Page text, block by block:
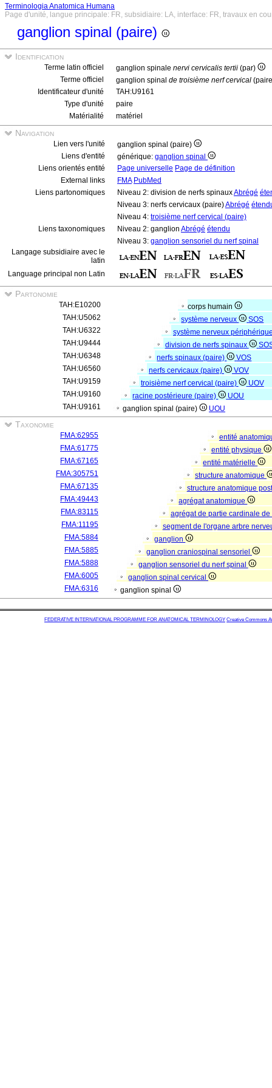
Terminologia Anatomica Humana
Page d'unité, langue principale: FR, subsidiaire: LA, interface: FR, travaux en
ganglion spinal (paire)
Identification
Terme latin officiel ganglion spinale nervi cervicalis tertii (par)
Terme officiel
ganglion spinal de troisième nerf cervical
Identificateur d'unité
TAH:U9161
Type d'unité
paire
Matérialité
matériel
Navigation
Lien vers l'unité
ganglion spinal (paire)
Liens d'entité
générique: ganglion spinal
Liens orientés entité
Page universelle Page de définition
External links
FMA PubMed
Liens partonomiques
Niveau 2: division de nerfs spinauxAbrégé
Niveau 3: nerfs cervicaux (paire)Abrégé
Niveau 4: troisième nerf cervical (paire)
Liens taxonomiques
Niveau 2: ganglion Abrégé étendu
Niveau 3: ganglion sensoriel du nerf spinal
Langage subsidiaire avec le
latin
Language principal non Latin
Partonomie
TAH:E10200
corps humain
TAH:U5062
système nerveux
SOS
TAH:U6322
système nerveux
TAH:U9444
division de nerfs spinaux
TAH:U6348
nerfs spinaux (paire)
VOS
TAH:U6560
nerfs cervicaux (paire)
VOV
TAH:U9159
troisième nerf cervical (paire)
UOV
TAH:U9160
racine postérieure (paire)
UOU
TAH:U9161
ganglion spinal (paire) UOU
Taxonomie
FMA:62955
entité
FMA:61775
entité physique
FMA:67165
entité matérielle
FMA:305751
structure anatomique
FMA:67135
structure anatomique
FMA:49443
agrégat anatomique
FMA:83115
agrégat de partie cardinale
FMA:11195
segment de l'organe arbre
FMA:5884
ganglion
FMA:5885
ganglion craniospinal sensoriel
FMA:5888
ganglion sensoriel du nerf spinal
FMA:6005
ganglion spinal cervical
FMA:6316
ganglion spinal
FEDERATIVE INTERNATIONAL PROGRAMME FOR ANATOMICAL TERMINOLOGY Creative Commons